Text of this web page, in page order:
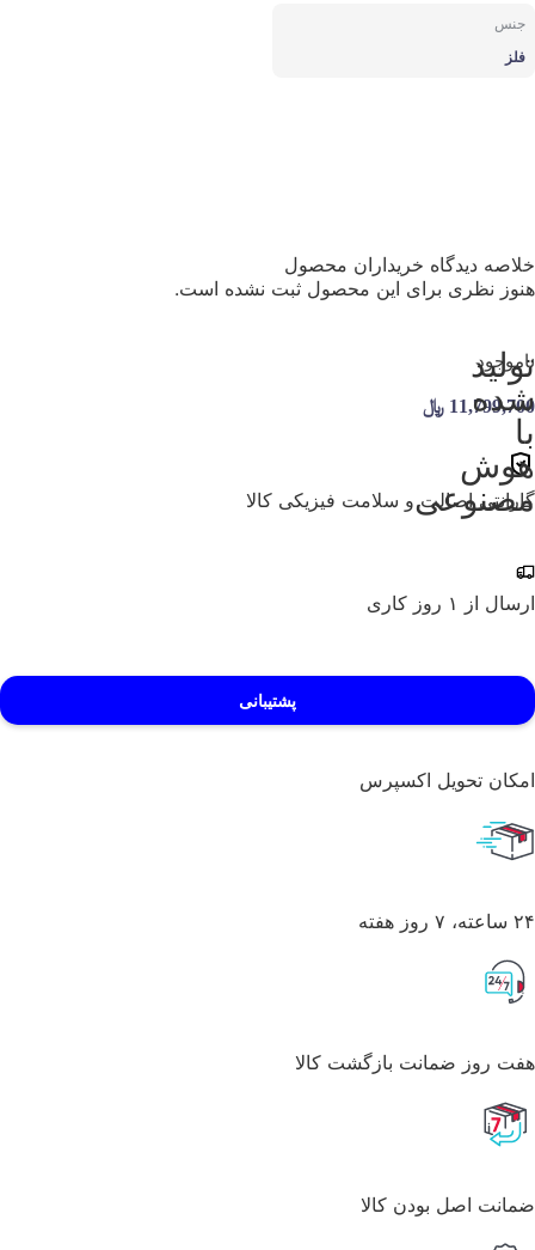
جنس
فلز
خلاصه دیدگاه خریداران محصول
هنوز نظری برای این محصول ثبت نشده است.
تولید
شده
با
هوش
مصنوعی
ناموجود
11,799,700 ﷼
گارانتی اصالت و سلامت فیزیکی کالا
ارسال از ۱ روز کاری
پشتیبانی
امکان تحویل اکسپرس
۲۴ ساعته، ۷ روز هفته
هفت روز ضمانت بازگشت کالا
ضمانت اصل بودن کالا